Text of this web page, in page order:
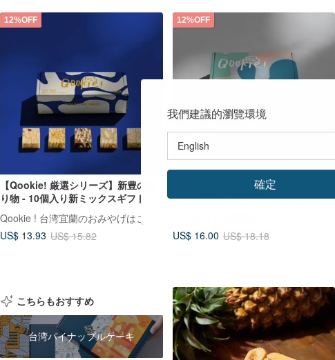
12%OFF
【Qookie! 厳選シリーズ】新豊の贈
り物 - 10個入り新ミックスギフトボ
ックス - 専用手提げ袋付き
US$ 13.93 US$ 15.82
12%OFF
Qookie! 中秋ギフト クラシックバラ
エティ – 20個入りギフトボックス -
US$ 16.00 US$ 18.18
こちらもおすすめ
台湾パイナップルケーキ
我們建議的瀏覽環境
確定